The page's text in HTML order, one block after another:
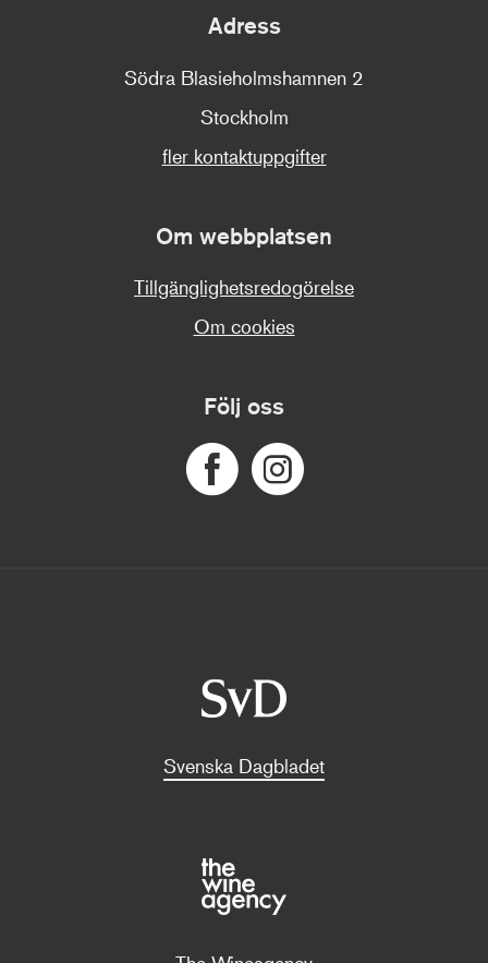
Adress
Södra Blasieholmshamnen 2
Stockholm
fler kontaktuppgifter
Om webbplatsen
Tillgänglighetsredogörelse
Om cookies
Följ oss
Svenska Dagbladet